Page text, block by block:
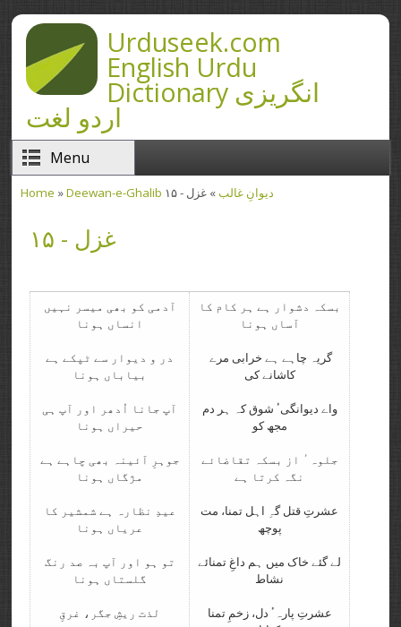
Skip to main contentUrduseek.com
English Urdu
Dictionary انگریزی
اردو لغت
Menu
Home » Deewan-e-Ghalib دیوانِ غالب» غزل - ۱۵
غزل - ۱۵
آدمی کو بھی میسر نہیں
انساں ہونا
در و دیوار سے ٹپکے ہے
بیاباں ہونا
آپ جانا اُدھر اور آپ ہی
حیراں ہونا
جوہرِ آئینہ بھی چاہے ہے
مژگاں ہونا
عیدِ نظارہ ہے شمشیر کا
عریاں ہونا
تو ہو اور آپ بہ صد رنگ
گلستاں ہونا
لذت ریشِ جگر، غرقِ
بسکہ دشوار ہے ہر کام کا
آساں ہونا
گریہ چاہے ہے خرابی مرے
کاشانے کی
واے دیوانگیٴ شوق کہ ہر دم
مجھ کو
جلوہٴ از بسکہ تقاضائے
نگہ کرتا ہے
عشرتِ قتل گہِ اہل تمنا، مت
پوچھ
لے گئے خاک میں ہم داغِ تمنائے
نشاط
عشرتِ پارہٴ دل، زخمِ تمنا